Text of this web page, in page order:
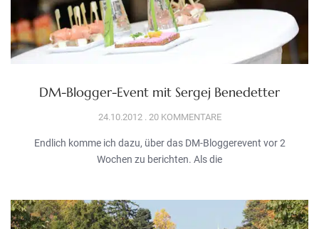
DM-Blogger-Event mit Sergej Benedetter
24.10.2012 20 KOMMENTARE
Endlich komme ich dazu, über das DM-Bloggerevent vor 2
Wochen zu berichten. Als die